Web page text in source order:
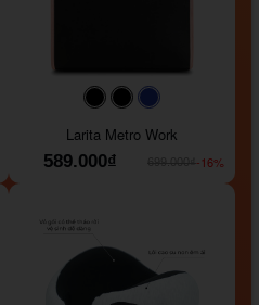
#000000#000000
Larita Metro Work
589.000₫
-16%